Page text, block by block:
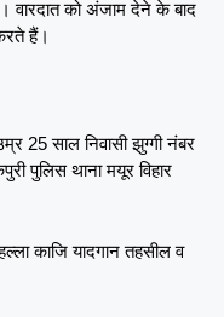
वारदात को अंजाम देने के बाद
हैं।
25 साल निवासी झुग्गी नंबर
पुलिस थाना मयूर विहार
काजि यादगान तहसील व